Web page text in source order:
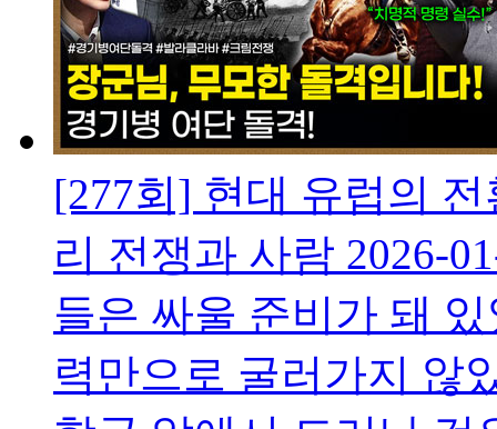
[277회] 현대 유럽의
리 전쟁과 사람 2026-
들은 싸울 준비가 돼
력만으로 굴러가지 않